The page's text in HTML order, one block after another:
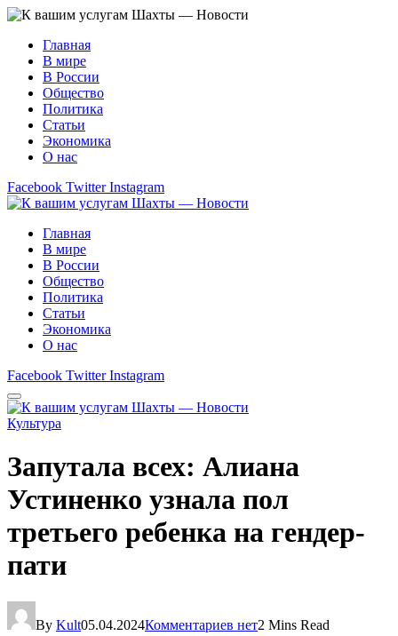
Главная
В мире
В России
Общество
Политика
Статьи
Экономика
О нас
Facebook Twitter Instagram
Главная
В мире
В России
Общество
Политика
Статьи
Экономика
О нас
Facebook Twitter Instagram
Культура
Запутала всех: Алиана
Устиненко узнала пол
третьего ребенка на гендер-
пати
By Kult05.04.2024Комментариев нет2 Mins Read